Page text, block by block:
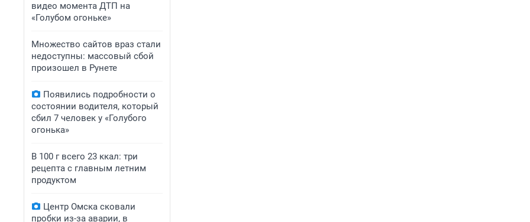
видео момента ДТП на
«Голубом огоньке»
Множество сайтов враз стали
недоступны: массовый сбой
произошел в Рунете
Появились подробности о
состоянии водителя, который
сбил 7 человек у «Голубого
огонька»
В 100 г всего 23 ккал: три
рецепта с главным летним
продуктом
Центр Омска сковали
пробки из-за аварии, в